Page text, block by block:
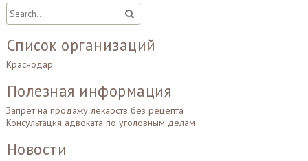
Список организаций
Краснодар
Полезная информация
Запрет на продажу лекарств без рецепта
Консультация адвоката по уголовным делам
Новости